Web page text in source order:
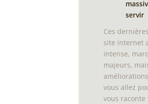
servir
Ces
site internet
intense,
majeurs,
vous allez
vous raconte